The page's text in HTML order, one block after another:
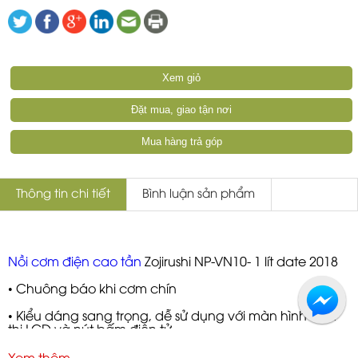
Xem giỏ
Đặt mua, giao tận nơi
Mua hàng trả góp
Thông tin chi tiết Bình luận sản phẩm
Nồi cơm điện cao tần Zojirushi NP-VN10- 1 lít date 2018
• Chuông báo khi cơm chín
• Kiểu dáng sang trọng, dễ sử dụng với màn hình hiển
thị LCD và nút bấm điện tử